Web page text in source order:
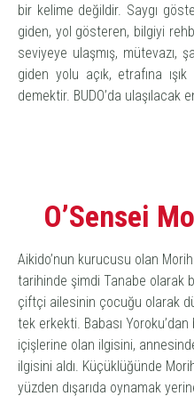
bir kelime değildir. Saygı
giden, yol gösteren, bilgiyi
seviyeye ulaşmış, mütevazı,
giden yolu açık, etrafına
demektir. BUDO’da
O’Sensei
Aikido’nun kurucusu olan
tarihinde şimdi Tanabe olarak
çiftçi ailesinin çocuğu olarak
tek erkekti. Babası Yoroku’dan
içişlerine olan ilgisini,
ilgisini aldı. Küçüklüğünde
yüzden dışarıda oynamak